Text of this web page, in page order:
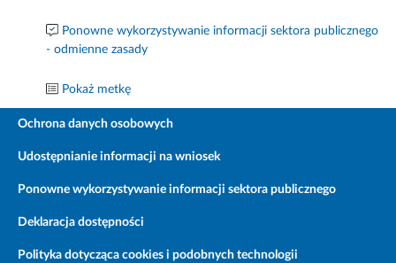
Ponowne wykorzystywanie informacji sektora publicznego
- odmienne zasady
Pokaż metkę
Ochrona danych osobowych
Udostępnianie informacji na wniosek
Ponowne wykorzystywanie informacji sektora publicznego
Deklaracja dostępności
Polityka dotycząca cookies i podobnych technologii